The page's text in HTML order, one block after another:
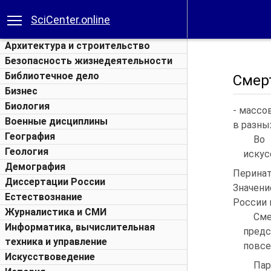
SciCenter.online
Архитектура и строительство
Безопасность жизнедеятельности
Библиотечное дело
Бизнес
Биология
Военные дисциплины
География
Геология
Демография
Диссертации России
Естествознание
Журналистика и СМИ
Информатика, вычислительная
техника и управление
Искусствоведение
-
в
Во
России